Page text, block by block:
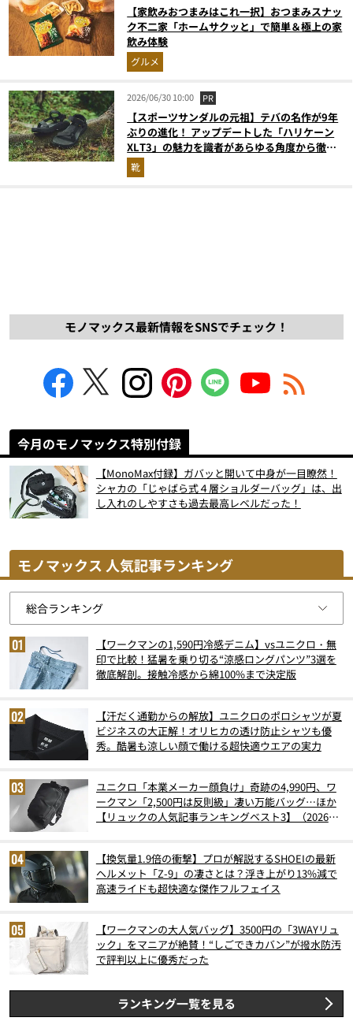
【家飲みおつまみはこれ一択】おつまみスナッ
ク不二家「ホームサクッと」で簡単＆極上の家
飲み体験
グルメ
2026/06/30 10:00 PR
【スポーツサンダルの元祖】テバの名作が9年
ぶりの進化！ アップデートした「ハリケーン
XLT3」の魅力を識者があらゆる角度から徹底
解説！
靴
モノマックス最新情報をSNSでチェック！
今月のモノマックス特別付録
【MonoMax付録】ガバッと開いて中身が一目瞭然！
シャカの「じゃばら式４層ショルダーバッグ」は、出
し入れのしやすさも過去最高レベルだった！
モノマックス 人気記事ランキング
【ワークマンの1,590円冷感デニム】vsユニクロ・無
印で比較！猛暑を乗り切る“涼感ロングパンツ”3選を
徹底解剖。接触冷感から綿100%まで決定版
【汗だく通勤からの解放】ユニクロのポロシャツが夏
ビジネスの大正解！オリヒカの透け防止シャツも優
秀。酷暑も涼しい顔で働ける超快適ウエアの実力
ユニクロ「本業メーカー顔負け」奇跡の4,990円、ワ
ークマン「2,500円は反則級」凄い万能バッグ…ほか
【リュックの人気記事ランキングベスト3】（2026年
【換気量1.9倍の衝撃】プロが解説するSHOEIの最新
ヘルメット「Z-9」の凄さとは？浮き上がり13%減で
高速ライドも超快適な傑作フルフェイス
【ワークマンの大人気バッグ】3500円の「3WAYリュ
ック」をマニアが絶賛！“しごできカバン”が撥水防汚
で評判以上に優秀だった
ランキング一覧を見る